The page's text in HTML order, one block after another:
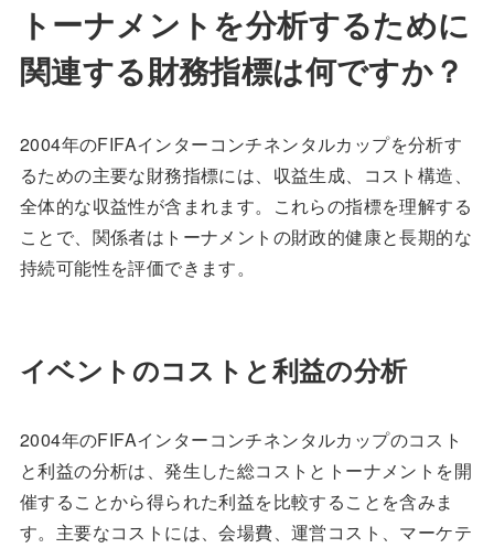
トーナメントを分析するために
関連する財務指標は何ですか？
2004年のFIFAインターコンチネンタルカップを分析す
るための主要な財務指標には、収益生成、コスト構造、
全体的な収益性が含まれます。これらの指標を理解する
ことで、関係者はトーナメントの財政的健康と長期的な
持続可能性を評価できます。
イベントのコストと利益の分析
2004年のFIFAインターコンチネンタルカップのコスト
と利益の分析は、発生した総コストとトーナメントを開
催することから得られた利益を比較することを含みま
す。主要なコストには、会場費、運営コスト、マーケテ